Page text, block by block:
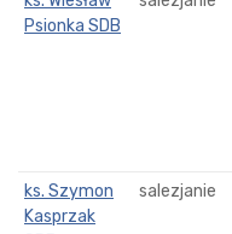
Psionka SDB
ks. Szymon
Kasprzak
salezjanie